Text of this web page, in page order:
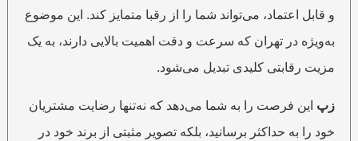
و قابل اعتماد، می‌تواند شما را از رقبا متمایز کند. این موضوع
به‌ویژه در تهران که سرعت و دقت اهمیت بالایی دارند، به یک
مزیت رقابتی کلیدی تبدیل می‌شود.
زپاین فرصت را به شما می‌دهد که نه‌تنها رضایت مشتریان
خود را به حداکثر برسانید، بلکه تصویر مثبتی از برند خود در